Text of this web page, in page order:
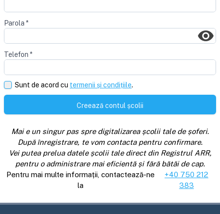
Parola *
Telefon *
Sunt de acord cu termenii și condițiile.
Creează contul școlii
Mai e un singur pas spre digitalizarea școlii tale de șoferi.
După înregistrare, te vom contacta pentru confirmare.
Vei putea prelua datele școlii tale direct din Registrul ARR,
pentru o administrare mai eficientă și fără bătăi de cap.
Pentru mai multe informații, contactează-ne
la
+40 750 212
383